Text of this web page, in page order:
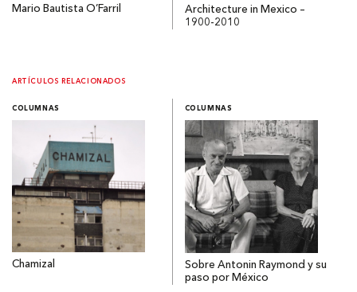
Mario Bautista O’Farril
Architecture in Mexico –
1900-2010
ARTÍCULOS RELACIONADOS
COLUMNAS
Chamizal
COLUMNAS
Sobre Antonin Raymond y su
paso por México